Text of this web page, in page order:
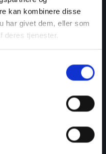
kan kombinere disse
har givet dem, eller som
deres tjenester.
til at høre fra dig!